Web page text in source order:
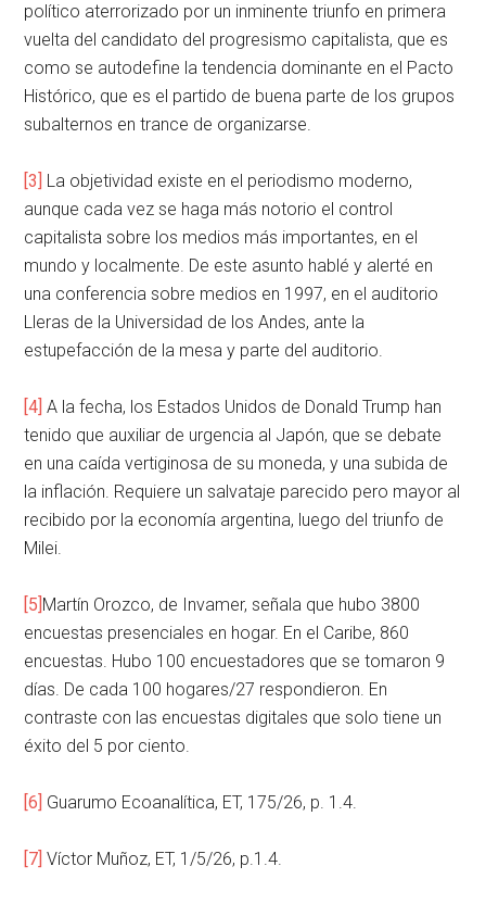
político aterrorizado por un inminente triunfo en primera
vuelta del candidato del progresismo capitalista, que es
como se autodefine la tendencia dominante en el Pacto
Histórico, que es el partido de buena parte de los grupos
subalternos en trance de organizarse.
[3] La objetividad existe en el periodismo moderno,
aunque cada vez se haga más notorio el control
capitalista sobre los medios más importantes, en el
mundo y localmente. De este asunto hablé y alerté en
una conferencia sobre medios en 1997, en el auditorio
Lleras de la Universidad de los Andes, ante la
estupefacción de la mesa y parte del auditorio.
[4] A la fecha, los Estados Unidos de Donald Trump han
tenido que auxiliar de urgencia al Japón, que se debate
en una caída vertiginosa de su moneda, y una subida de
la inflación. Requiere un salvataje parecido pero mayor al
recibido por la economía argentina, luego del triunfo de
Milei.
[5]Martín Orozco, de Invamer, señala que hubo 3800
encuestas presenciales en hogar. En el Caribe, 860
encuestas. Hubo 100 encuestadores que se tomaron 9
días. De cada 100 hogares/27 respondieron. En
contraste con las encuestas digitales que solo tiene un
éxito del 5 por ciento.
[6] Guarumo Ecoanalítica, ET, 175/26, p. 1.4.
[7] Víctor Muñoz, ET, 1/5/26, p.1.4.